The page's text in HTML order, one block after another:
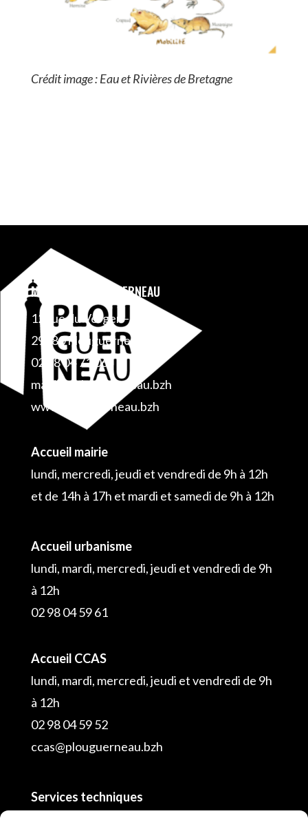
Crédit image : Eau et Rivières de Bretagne
MAIRIE DE PLOUGUERNEAU
12 rue du Verger – BP 1
29880 Plouguerneau
02 98 04 71 06
mairie@plouguerneau.bzh
www.plouguerneau.bzh
Accueil mairie
lundi, mercredi, jeudi et vendredi de 9h à 12h
et de 14h à 17h et mardi et samedi de 9h à 12h
Accueil urbanisme
lundi, mardi, mercredi, jeudi et vendredi de 9h
à 12h
02 98 04 59 61
Accueil CCAS
lundi, mardi, mercredi, jeudi et vendredi de 9h
à 12h
02 98 04 59 52
ccas@plouguerneau.bzh
Services techniques